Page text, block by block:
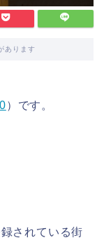
あります
）です。
されている街